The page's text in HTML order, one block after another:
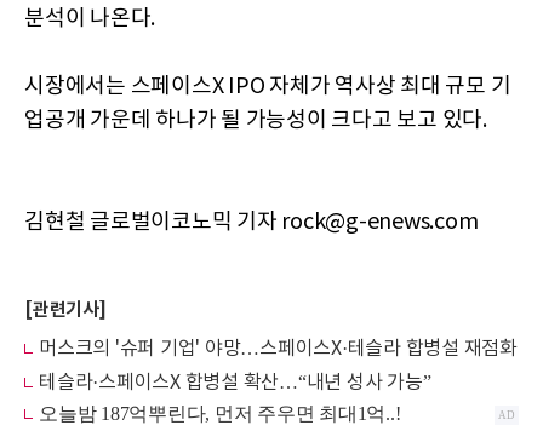
분석이 나온다.
시장에서는 스페이스X IPO 자체가 역사상 최대 규모 기
업공개 가운데 하나가 될 가능성이 크다고 보고 있다.
김현철 글로벌이코노믹 기자 rock@g-enews.com
[관련기사]
머스크의 '슈퍼 기업' 야망…스페이스X·테슬라 합병설 재점화
테슬라·스페이스X 합병설 확산…“내년 성사 가능”